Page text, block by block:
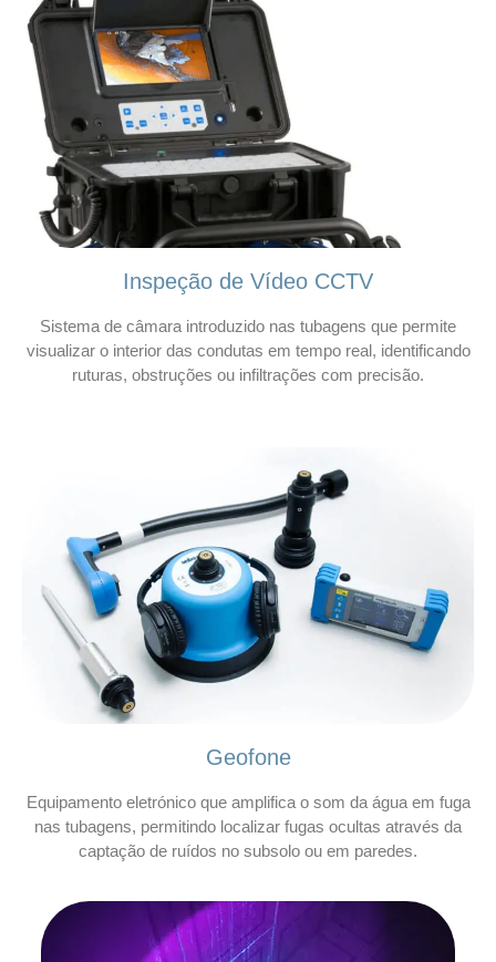
Inspeção de Vídeo CCTV
Sistema de câmara introduzido nas tubagens que permite
visualizar o interior das condutas em tempo real, identificando
ruturas, obstruções ou infiltrações com precisão.
Geofone
Equipamento eletrónico que amplifica o som da água em fuga
nas tubagens, permitindo localizar fugas ocultas através da
captação de ruídos no subsolo ou em paredes.